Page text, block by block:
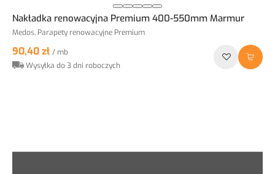
Nakładka renowacyjna Premium 400-550mm Marmur
Medos, Parapety renowacyjne Premium
90,40 zł / mb
Wysyłka do 3 dni roboczych